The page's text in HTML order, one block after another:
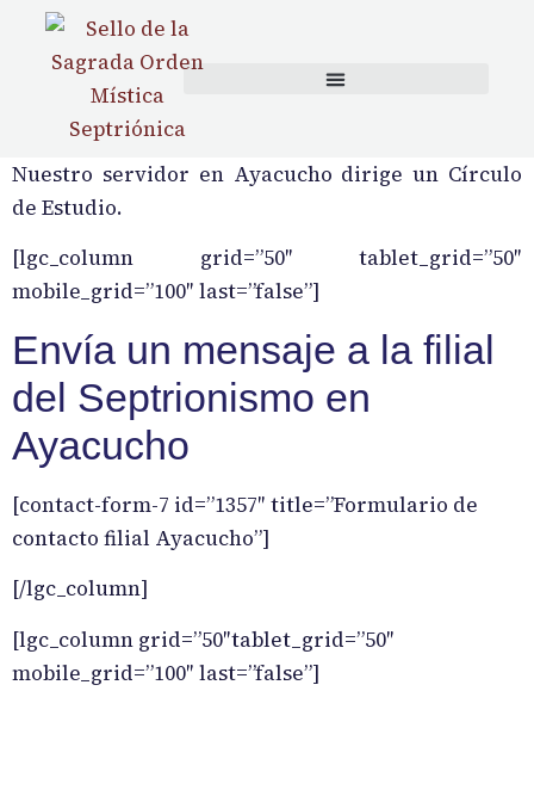
content
Nuestro servidor en Ayacucho dirige un Círculo
de Estudio.
[lgc_column grid=”50″ tablet_grid=”50″
mobile_grid=”100″ last=”false”]
Envía un mensaje a la filial
del Septrionismo en
Ayacucho
[contact-form-7 id=”1357″ title=”Formulario de
contacto filial Ayacucho”]
[/lgc_column]
[lgc_column grid=”50″tablet_grid=”50″
mobile_grid=”100″ last=”false”]